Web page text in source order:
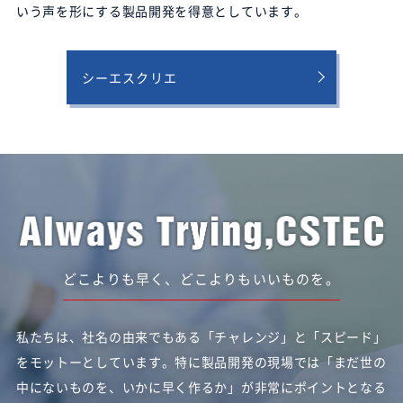
いう声を形にする製品開発を得意としています。
シーエスクリエ
どこよりも早く、どこよりもいいものを。
私たちは、社名の由来でもある「チャレンジ」と「スピード」
をモットーとしています。特に製品開発の現場では「まだ世の
中にないものを、いかに早く作るか」が非常にポイントとなる